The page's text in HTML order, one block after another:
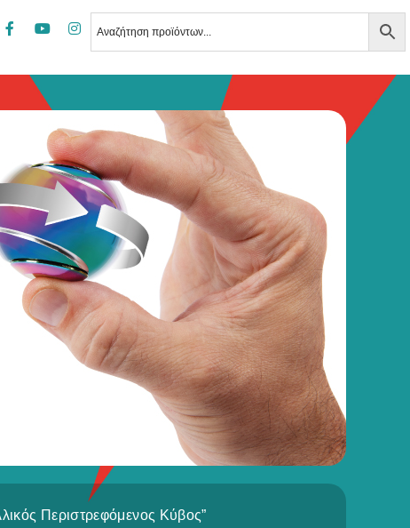
Περιστρεφόμενος Κύβος”